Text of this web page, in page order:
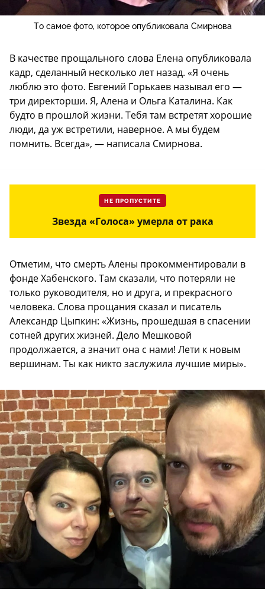
То самое фото, которое опубликовала Смирнова
В качестве прощального слова Елена опубликовала
кадр, сделанный несколько лет назад. «Я очень
люблю это фото. Евгений Горькаев называл его —
три директорши. Я, Алена и Ольга Каталина. Как
будто в прошлой жизни. Тебя там встретят хорошие
люди, да уж встретили, наверное. А мы будем
помнить. Всегда», — написала Смирнова.
НЕ ПРОПУСТИТЕ
Звезда «Голоса» умерла от рака
Отметим, что смерть Алены прокомментировали в
фонде Хабенского. Там сказали, что потеряли не
только руководителя, но и друга, и прекрасного
человека. Слова прощания сказал и писатель
Александр Цыпкин: «Жизнь, прошедшая в спасении
сотней других жизней. Дело Мешковой
продолжается, а значит она с нами! Лети к новым
вершинам. Ты как никто заслужила лучшие миры».